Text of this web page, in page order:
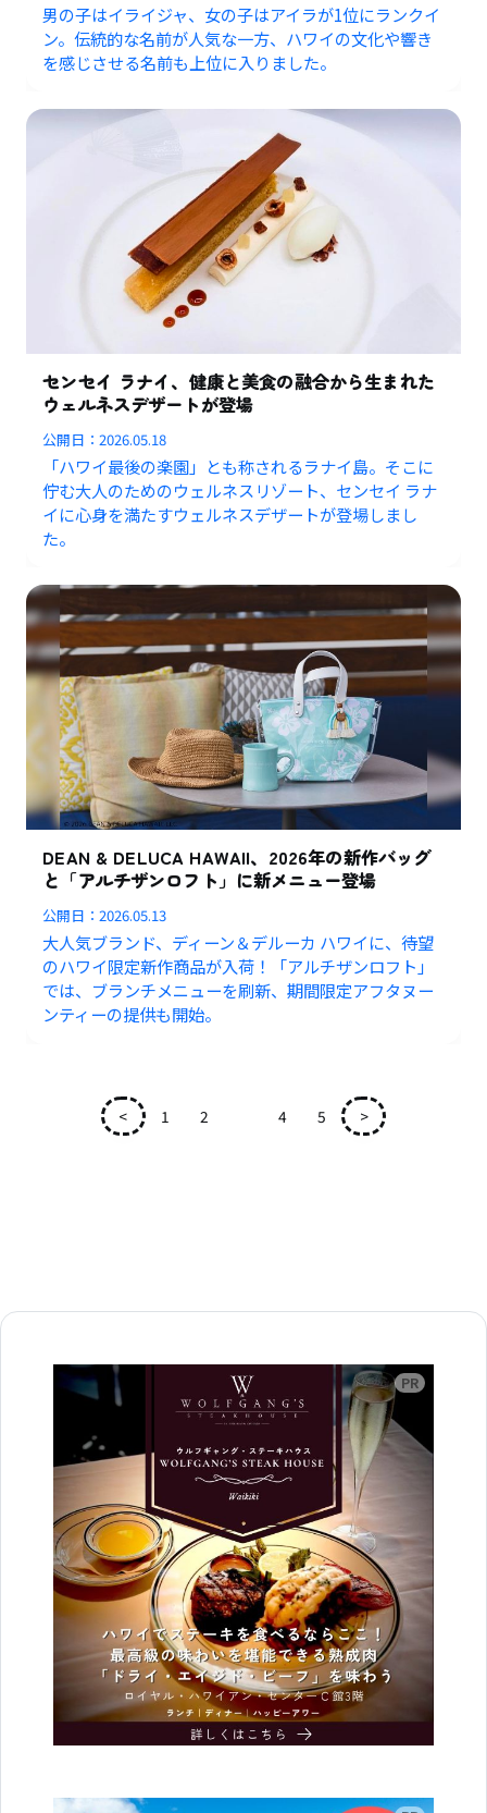
男の子はイライジャ、女の子はアイラが1位にランクイ
ン。伝統的な名前が人気な一方、ハワイの文化や響き
を感じさせる名前も上位に入りました。
センセイ ラナイ、健康と美食の融合から生まれた
ウェルネスデザートが登場
公開日：2026.05.18
「ハワイ最後の楽園」とも称されるラナイ島。そこに
佇む大人のためのウェルネスリゾート、センセイ ラナ
イに心身を満たすウェルネスデザートが登場しまし
た。
DEAN & DELUCA HAWAII、2026年の新作バッグ
と「アルチザンロフト」に新メニュー登場
公開日：2026.05.13
大人気ブランド、ディーン＆デルーカ ハワイに、待望
のハワイ限定新作商品が入荷！「アルチザンロフト」
では、ブランチメニューを刷新、期間限定アフタヌー
ンティーの提供も開始。
< 1 2 4 5 >
広告